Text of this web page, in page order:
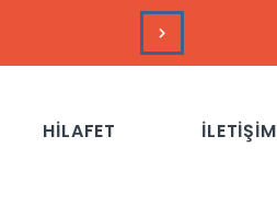
HİLAFET İLETİŞİM